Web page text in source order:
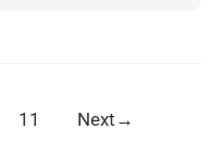
11 Next →